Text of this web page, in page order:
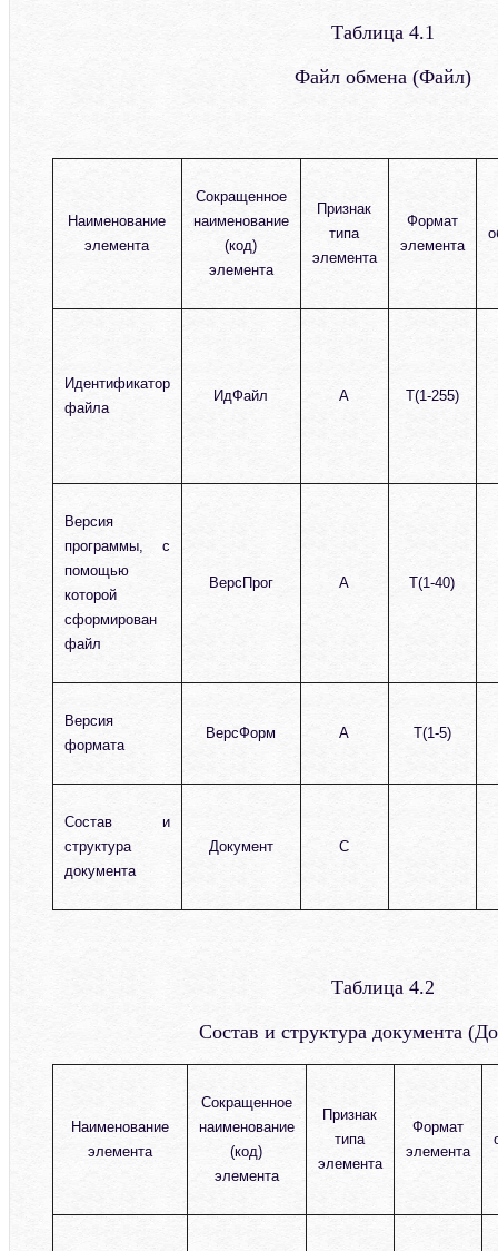
Таблица 4.1
Файл обмена (Файл)
Наименование
элемента
Сокращенное
наименование
(код)
элемента
Признак
типа
элемента
Формат
элемента
Идентификатор
файла
ИдФайл А T(1-255)
Версия
программы, с
помощью
которой
сформирован
файл
ВерсПрог А T(1-40)
Версия
формата
ВерсФорм А T(1-5)
Состав и
структура
документа
Документ С
Таблица 4.2
Состав и структура документа
Наименование
элемента
Сокращенное
наименование
(код)
элемента
Признак
типа
элемента
Формат
элемента